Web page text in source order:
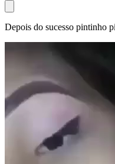
Depois do sucesso pintinho